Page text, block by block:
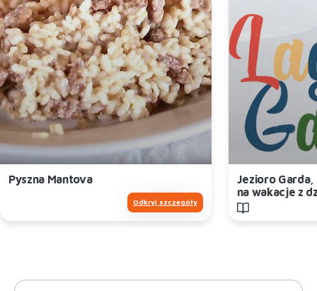
Pyszna Mantova
Odkryj szczegóły
Jezioro
na wakacje z